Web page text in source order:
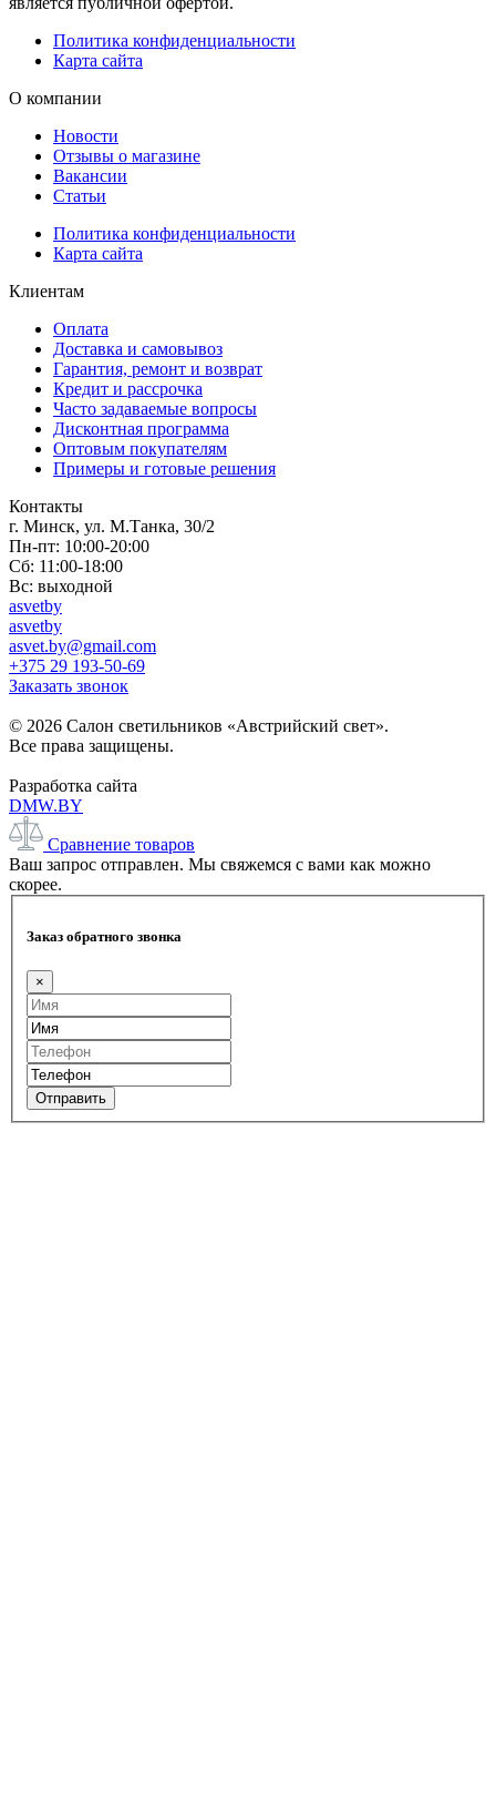
Политика конфиденциальности
Карта сайта
О компании
Новости
Отзывы о магазине
Вакансии
Статьи
Политика конфиденциальности
Карта сайта
Клиентам
Оплата
Доставка и самовывоз
Гарантия, ремонт и возврат
Кредит и рассрочка
Часто задаваемые вопросы
Дисконтная программа
Оптовым покупателям
Примеры и готовые решения
Контакты
г. Минск, ул. М.Танка, 30/2
Пн-пт: 10:00-20:00
Сб: 11:00-18:00
Вс: выходной
asvetby
asvetby
asvet.by@gmail.com
+375 29 193-50-69
Заказать звонок
© 2026 Салон светильников «Австрийский свет».
Все права защищены.
Разработка сайта
DMW.BY
Сравнение товаров
Ваш запрос отправлен. Мы свяжемся с вами как можно
скорее.
Заказ обратного звонка
×
Отправить